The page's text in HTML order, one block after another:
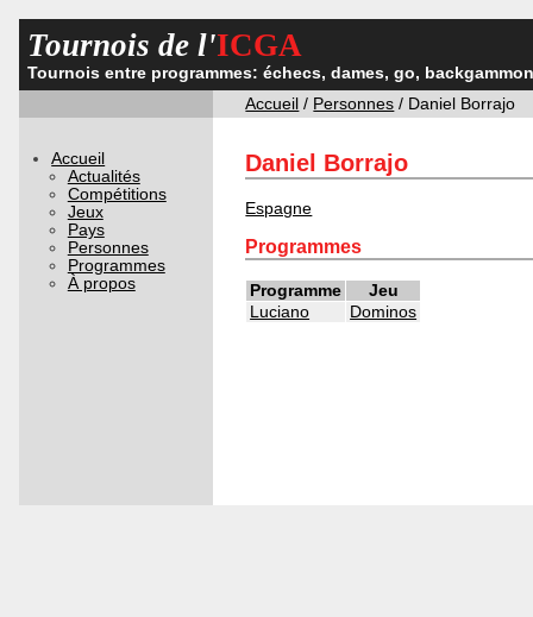
Tournois de l'ICGA
Tournois entre programmes: échecs, dames, go,
Accueil / Personnes / Daniel Borrajo
Accueil
Actualités
Compétitions
Jeux
Pays
Personnes
Programmes
À propos
Daniel Borrajo
Espagne
Programmes
Programme
Jeu
Luciano
Dominos